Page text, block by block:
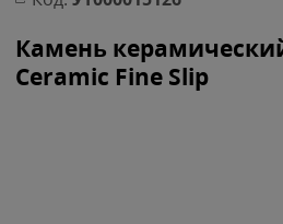
Камень
Ceramic Fine Slip